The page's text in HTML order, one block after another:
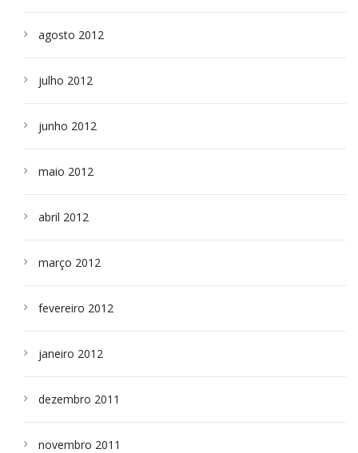
agosto 2012
julho 2012
junho 2012
maio 2012
abril 2012
março 2012
fevereiro 2012
janeiro 2012
dezembro 2011
novembro 2011